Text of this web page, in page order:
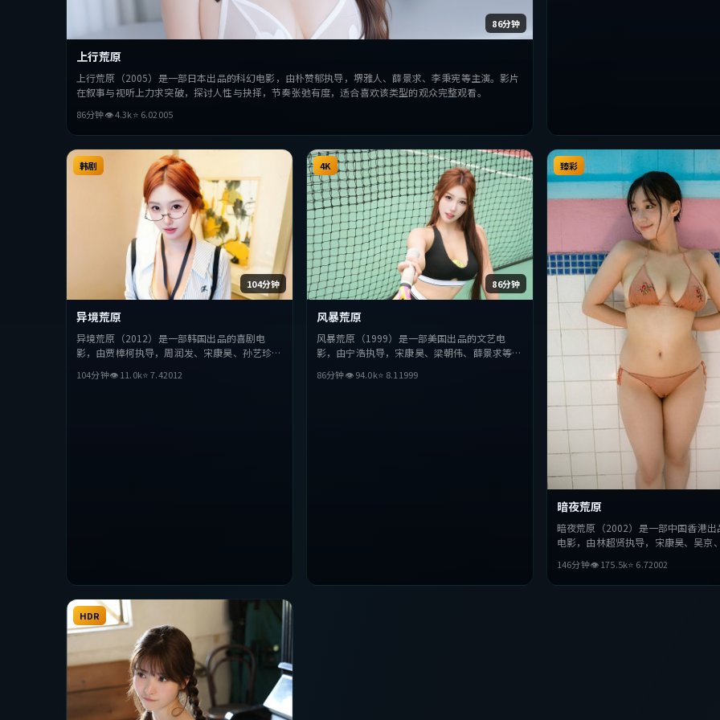
86分钟
上行荒原
上行荒原（2005）是一部日本出品的科幻电影，由朴赞郁执导，堺雅人、薛景求、李秉宪等主演。影片
在叙事与视听上力求突破，探讨人性与抉择，节奏张弛有度，适合喜欢该类型的观众完整观看。
86分钟👁4.3k⭐ 6.02005
104分钟
韩剧
异境荒原
异境荒原（2012）是一部韩国出品的喜剧电
影，由贾樟柯执导，周润发、宋康昊、孙艺珍等
与抉择，节奏张弛有度，适合喜欢该类型的观众
104分钟👁11.0k⭐7.42012
86分钟
4K
风暴荒原
风暴荒原（1999）是一部美国出品的文艺电
影，由宁浩执导，宋康昊、梁朝伟、薛景求等主
抉择，节奏张弛有度，适合喜欢该类型的观众完
86分钟👁94.0k⭐ 8.11999
臻彩
暗夜荒原
暗夜荒原（2002）是一部中国香港出
电影，由林超贤执导，宋康昊、吴
探讨人性与抉择，节奏张弛有度，适
型的观众完整观看。
146分钟👁175.5k⭐ 6.72002
HDR